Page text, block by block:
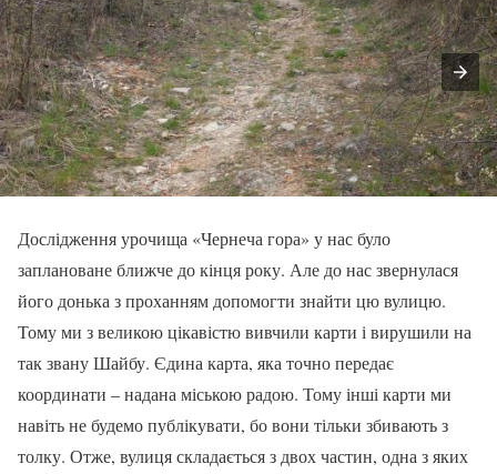
Дослідження урочища «Чернеча гора» у нас було
заплановане ближче до кінця року. Але до нас звернулася
його донька з проханням допомогти знайти цю вулицю.
Тому ми з великою цікавістю вивчили карти і вирушили на
так звану Шайбу. Єдина карта, яка точно передає
координати – надана міською радою. Тому інші карти ми
навіть не будемо публікувати, бо вони тільки збивають з
толку. Отже, вулиця складається з двох частин, одна з яких